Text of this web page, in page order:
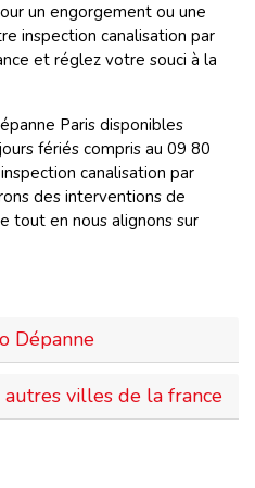
un engorgement ou une
inspection canalisation par
et réglez votre souci à la
Paris disponibles
fériés compris au 09 80
canalisation par
des interventions de
tout en nous alignons sur
Dépanne
villes de la france